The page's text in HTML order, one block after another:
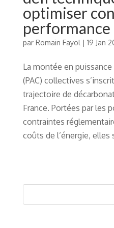
optimiser
performance
par Romain Fayol | 19 Jan
La montée en
(PAC) collectives
trajectoire de
France. Portées par les
contraintes
coûts de l’énergie, elles